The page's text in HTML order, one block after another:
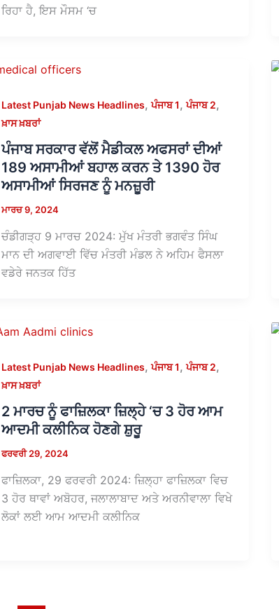
ਰਿਹਾ ਹੈ, ਇਸ ਮੌਸਮ ‘ਚ
Latest Punjab News Headlines,ਪੰਜਾਬ 1,ਪੰਜਾਬ 2,
ਖ਼ਾਸ ਖ਼ਬਰਾਂ
ਪੰਜਾਬ ਸਰਕਾਰ ਵੱਲੋਂ ਮੈਡੀਕਲ ਅਫਸਰਾਂ ਦੀਆਂ
189 ਅਸਾਮੀਆਂ ਬਹਾਲ ਕਰਨ ਤੇ 1390 ਹੋਰ
ਅਸਾਮੀਆਂ ਸਿਰਜਣ ਨੂੰ ਮਨਜ਼ੂਰੀ
ਮਾਰਚ 9, 2024
ਚੰਡੀਗੜ੍ਹ 9 ਮਾਰਚ 2024: ਮੁੱਖ ਮੰਤਰੀ ਭਗਵੰਤ ਸਿੰਘ
ਮਾਨ ਦੀ ਅਗਵਾਈ ਵਿੱਚ ਮੰਤਰੀ ਮੰਡਲ ਨੇ ਅਹਿਮ ਫੈਸਲਾ
ਵਡੇਰੇ ਜਨਤਕ ਹਿੱਤ
Latest Punjab News Headlines,ਪੰਜਾਬ 1,ਪੰਜਾਬ 2,
ਖ਼ਾਸ ਖ਼ਬਰਾਂ
2 ਮਾਰਚ ਨੂੰ ਫਾਜ਼ਿਲਕਾ ਜ਼ਿਲ੍ਹੇ ‘ਚ 3 ਹੋਰ ਆਮ
ਆਦਮੀ ਕਲੀਨਿਕ ਹੋਣਗੇ ਸ਼ੁਰੂ
ਫਰਵਰੀ 29, 2024
ਫਾਜ਼ਿਲਕਾ, 29 ਫਰਵਰੀ 2024: ਜ਼ਿਲ੍ਹਾ ਫਾਜ਼ਿਲਕਾ ਵਿਚ
3 ਹੋਰ ਥਾਵਾਂ ਅਬੋਹਰ, ਜਲਾਲਾਬਾਦ ਅਤੇ ਅਰਨੀਵਾਲਾ ਵਿਖੇ
ਲੋਕਾਂ ਲਈ ਆਮ ਆਦਮੀ ਕਲੀਨਿਕ